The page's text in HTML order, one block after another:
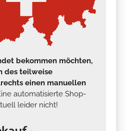
bekommen möchten,
des teilweise
einen manuellen
automatisierte Shop-
leider nicht!